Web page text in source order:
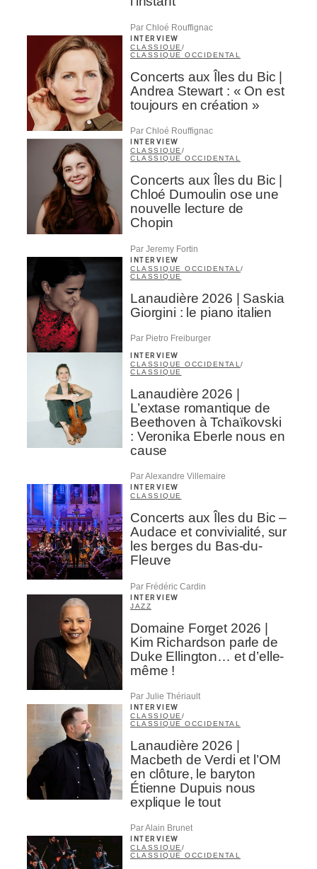
Par Chloé Rouffignac
INTERVIEW
CLASSIQUE /
CLASSIQUE OCCIDENTAL
Concerts aux Îles du Bic |
Andrea Stewart : « On est
toujours en création »
Par Chloé Rouffignac
INTERVIEW
CLASSIQUE/
CLASSIQUE OCCIDENTAL
Concerts aux Îles du Bic |
Chloé Dumoulin ose une
nouvelle lecture de
Chopin
Par Jeremy Fortin
INTERVIEW
CLASSIQUE OCCIDENTAL /
CLASSIQUE
Lanaudière 2026 | Saskia
Giorgini : le piano italien
Par Pietro Freiburger
INTERVIEW
CLASSIQUE OCCIDENTAL /
CLASSIQUE
Lanaudière 2026 |
L’extase romantique de
Beethoven à Tchaïkovski
: Veronika Eberle nous en
cause
Par Alexandre Villemaire
INTERVIEW
CLASSIQUE
Concerts aux Îles du Bic –
Audace et convivialité, sur
les berges du Bas-du-
Fleuve
Par Frédéric Cardin
INTERVIEW
JAZZ
Domaine Forget 2026 |
Kim Richardson parle de
Duke Ellington… et d’elle-
même !
Par Julie Thériault
INTERVIEW
CLASSIQUE /
CLASSIQUE OCCIDENTAL
Lanaudière 2026 |
Macbeth de Verdi et l’OM
en clôture, le baryton
Étienne Dupuis nous
explique le tout
Par Alain Brunet
INTERVIEW
CLASSIQUE/
CLASSIQUE OCCIDENTAL